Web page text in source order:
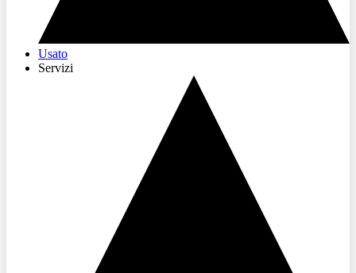
Usato
Servizi